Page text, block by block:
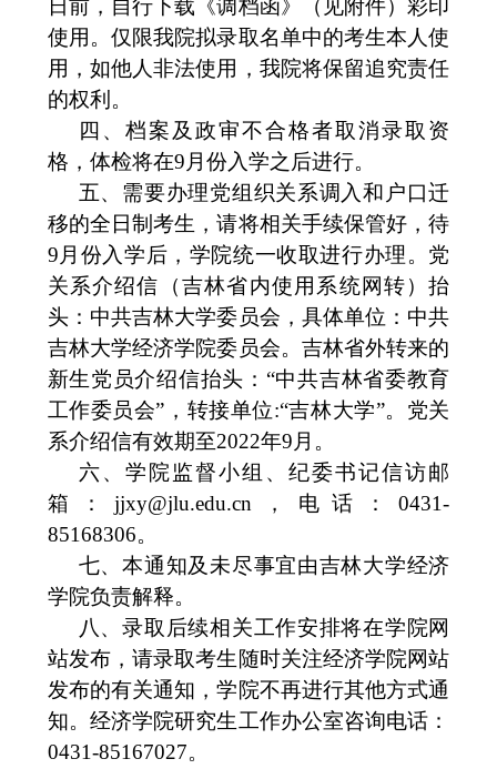
日前，自行下载《调档函》（见附件）彩印
使用。仅限我院拟录取名单中的考生本人使
用，如他人非法使用，我院将保留追究责任
的权利。
四、档案及政审不合格者取消录取资
格，体检将在9月份入学之后进行。
五、需要办理党组织关系调入和户口迁
移的全日制考生，请将相关手续保管好，待
9月份入学后，学院统一收取进行办理。党
关系介绍信（吉林省内使用系统网转）抬
头：中共吉林大学委员会，具体单位：中共
吉林大学经济学院委员会。吉林省外转来的
新生党员介绍信抬头：“中共吉林省委教育
工作委员会”，转接单位:“吉林大学”。党关
系介绍信有效期至2022年9月。
六、学院监督小组、纪委书记信访邮
箱：jjxy@jlu.edu.cn，电话：0431-
85168306。
七、本通知及未尽事宜由吉林大学经济
学院负责解释。
八、录取后续相关工作安排将在学院网
站发布，请录取考生随时关注经济学院网站
发布的有关通知，学院不再进行其他方式通
知。 经济学院研究生工作办公室咨询电话：
0431-85167027。